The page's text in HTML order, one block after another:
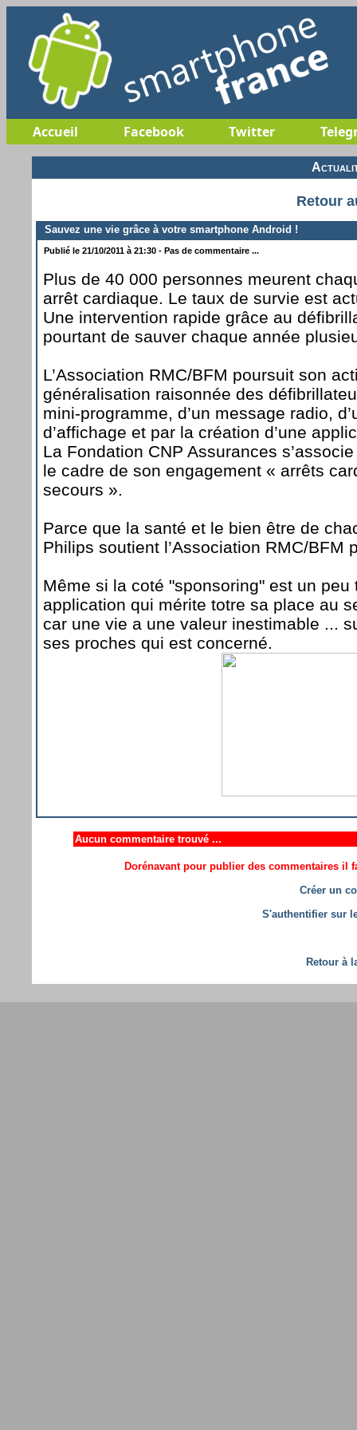
Accueil Facebook Twitter
Retour
Sauvez une vie grâce à votre smartphone Android !
Publié le 21/10/2011 à 21:30 - Pas de commentaire ...
Plus de 40 000 personnes meurent
arrêt cardiaque. Le taux de survie est
Une intervention rapide grâce au
pourtant de sauver chaque année
L’Association RMC/BFM poursuit son
généralisation raisonnée des
mini-programme, d’un message radio,
d’affichage et par la création d’une
La Fondation CNP Assurances
le cadre de son engagement « arrêts
secours ».
Parce que la santé et le bien être de
Philips soutient l’Association RMC/BFM
Même si la coté "sponsoring" est un
application qui mérite totre sa place au
car une vie a une valeur inestimable ...
ses proches qui est concerné.
Aucun commentaire trouvé ...
Dorénavant pour publier des commentaires il
Créer un
S'authentifier sur
Retour à